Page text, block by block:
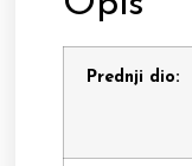
Prednji dio: